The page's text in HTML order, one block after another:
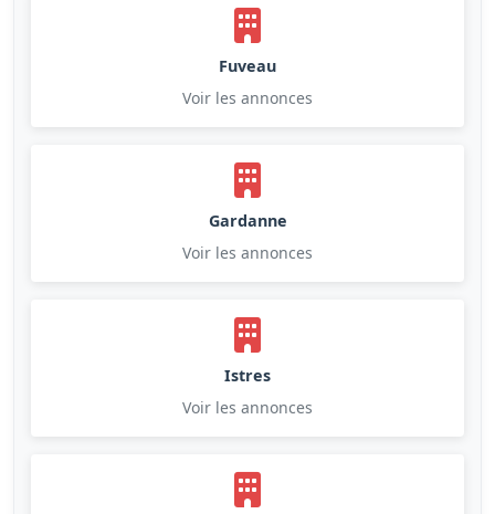
Fuveau
Voir les annonces
Gardanne
Voir les annonces
Istres
Voir les annonces